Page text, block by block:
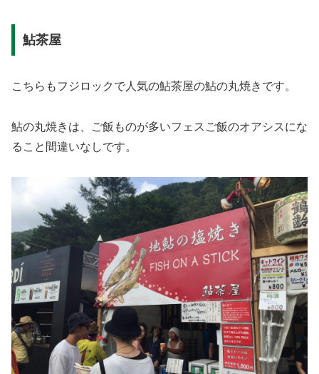
鮎茶屋
こちらもフジロックで人気の鮎茶屋の鮎の丸焼きです。
鮎の丸焼きは、ご飯ものが多いフェスご飯のオアシスにな
ること間違いなしです。